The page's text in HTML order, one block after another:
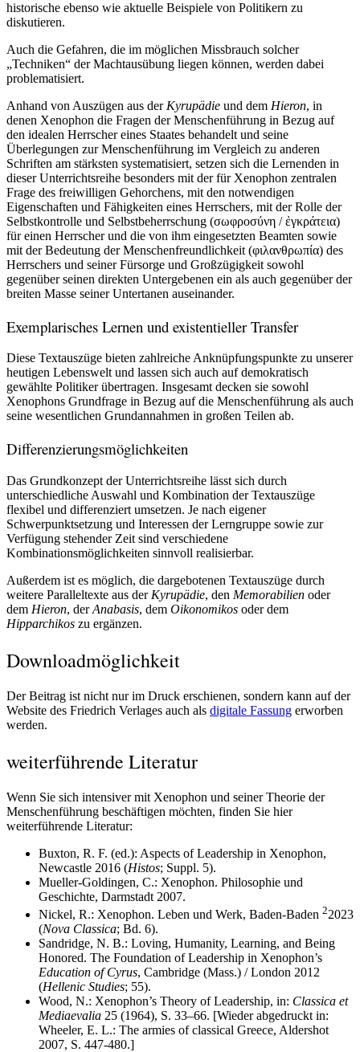
historische ebenso wie aktuelle Beispiele von Politikern zu
diskutieren.
Auch die Gefahren, die im möglichen Missbrauch solcher
„Techniken“ der Machtausübung liegen können, werden dabei
problematisiert.
Anhand von Auszügen aus der Kyrupädie und dem Hieron, in
denen Xenophon die Fragen der Menschenführung in Bezug auf
den idealen Herrscher eines Staates behandelt und seine
Überlegungen zur Menschenführung im Vergleich zu anderen
Schriften am stärksten systematisiert, setzen sich die Lernenden in
dieser Unterrichtsreihe besonders mit der für Xenophon zentralen
Frage des freiwilligen Gehorchens, mit den notwendigen
Eigenschaften und Fähigkeiten eines Herrschers, mit der Rolle der
Selbstkontrolle und Selbstbeherrschung (σωφροσύνη / ἐγκράτεια)
für einen Herrscher und die von ihm eingesetzten Beamten sowie
mit der Bedeutung der Menschenfreundlichkeit (φιλανθρωπία) des
Herrschers und seiner Fürsorge und Großzügigkeit sowohl
gegenüber seinen direkten Untergebenen ein als auch gegenüber der
breiten Masse seiner Untertanen auseinander.
Exemplarisches Lernen und existentieller Transfer
Diese Textauszüge bieten zahlreiche Anknüpfungspunkte zu unserer
heutigen Lebenswelt und lassen sich auch auf demokratisch
gewählte Politiker übertragen. Insgesamt decken sie sowohl
Xenophons Grundfrage in Bezug auf die Menschenführung als auch
seine wesentlichen Grundannahmen in großen Teilen ab.
Differenzierungsmöglichkeiten
Das Grundkonzept der Unterrichtsreihe lässt sich durch
unterschiedliche Auswahl und Kombination der Textauszüge
flexibel und differenziert umsetzen. Je nach eigener
Schwerpunktsetzung und Interessen der Lerngruppe sowie zur
Verfügung stehender Zeit sind verschiedene
Kombinationsmöglichkeiten sinnvoll realisierbar.
Außerdem ist es möglich, die dargebotenen Textauszüge durch
weitere Paralleltexte aus der Kyrupädie, den Memorabilien oder
dem Hieron, derAnabasis, dem Oikonomikos oder dem
Hipparchikos zu ergänzen.
Downloadmöglichkeit
Der Beitrag ist nicht nur im Druck erschienen, sondern kann auf der
Website des Friedrich Verlages auch als digitale Fassung erworben
werden.
weiterführende Literatur
Wenn Sie sich intensiver mit Xenophon und seiner Theorie der
Menschenführung beschäftigen möchten, finden Sie hier
weiterführende Literatur:
Buxton, R. F. (ed.): Aspects of Leadership in Xenophon,
Newcastle 2016 (Histos; Suppl. 5).
Mueller-Goldingen, C.: Xenophon. Philosophie und
Geschichte, Darmstadt 2007.
Nickel, R.: Xenophon. Leben und Werk, Baden-Baden 22023
(Nova Classica; Bd. 6).
Sandridge, N. B.: Loving, Humanity, Learning, and Being
Honored. The Foundation of Leadership in Xenophon’s
Education of Cyrus, Cambridge (Mass.) / London 2012
(Hellenic Studies; 55).
Wood, N.: Xenophon’s Theory of Leadership, in: Classica et
Mediaevalia 25 (1964), S. 33–66. [Wieder abgedruckt in:
Wheeler, E. L.: The armies of classical Greece, Aldershot
2007, S. 447-480.]